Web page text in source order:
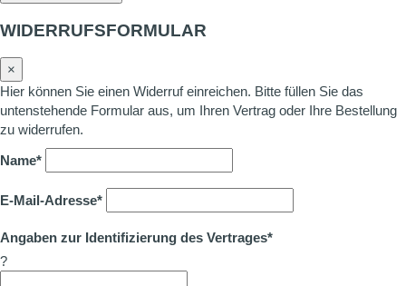
WIDERRUFSFORMULAR
×
Hier können Sie einen Widerruf einreichen. Bitte füllen Sie das
untenstehende Formular aus, um Ihren Vertrag oder Ihre Bestellung
zu widerrufen.
Name*
E-Mail-Adresse*
Angaben zur Identifizierung des Vertrages*
?